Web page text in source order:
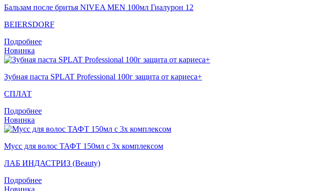
Бальзам после бритья NIVEA MEN 100мл Гиалурон 12
BEIERSDORF
Подробнее
Новинка
Зубная паста SPLAT Professional 100г защита от кариеса+
СПЛАТ
Подробнее
Новинка
Мусс для волос ТАФТ 150мл с 3х комплексом
ЛАБ ИНДАСТРИЗ (Beauty)
Подробнее
Новинка